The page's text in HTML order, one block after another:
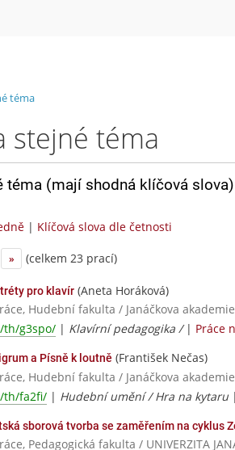
téma
stejné téma
téma (mají shodná klíčová
| Klíčová slova dle četnosti
» (celkem 23 prací)
pro klavír (Aneta Horáková)
Hudební fakulta / Janáčkova
th/g3spo/ | Klavírní pedagogika / | Práce
a Písně k loutně (František Nečas)
Hudební fakulta / Janáčkova
th/fa2fi/ | Hudební umění / Hra na kytaru |
sborová tvorba se zaměřením na cyklus
Pedagogická fakulta / UNIVERZITA